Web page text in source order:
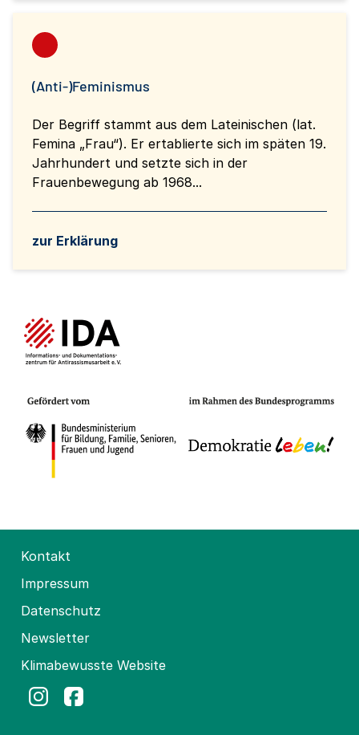
(Anti-)Feminismus
Der Begriff stammt aus dem Lateinischen (lat.
Femina „Frau“). Er ertablierte sich im späten 19.
Jahrhundert und setzte sich in der
Frauenbewegung ab 1968...
zur Erklärung
Kontakt
Impressum
Datenschutz
Newsletter
Klimabewusste Website